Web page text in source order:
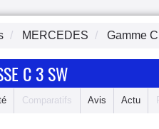
MERCEDES Gamme
C 3 SW
Comparatifs Avis Actu